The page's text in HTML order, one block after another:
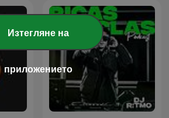
Изтегляне на
приложението